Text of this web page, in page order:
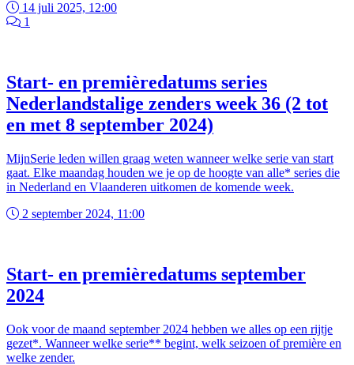
14 juli 2025, 12:00
1
Start- en premièredatums series
Nederlandstalige zenders week 36 (2 tot
en met 8 september 2024)
MijnSerie leden willen graag weten wanneer welke serie van start
gaat. Elke maandag houden we je op de hoogte van alle* series die
in Nederland en Vlaanderen uitkomen de komende week.
2 september 2024, 11:00
Start- en premièredatums september
2024
Ook voor de maand september 2024 hebben we alles op een rijtje
gezet*. Wanneer welke serie** begint, welk seizoen of première en
welke zender.